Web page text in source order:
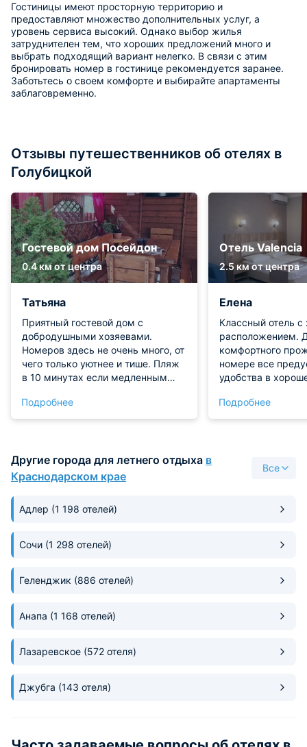
Гостиницы имеют просторную территорию и
предоставляют множество дополнительных услуг, а
уровень сервиса высокий. Однако выбор жилья
затруднителен тем, что хороших предложений много и
выбрать подходящий вариант нелегко. В связи с этим
бронировать номер в гостинице рекомендуется заранее.
Заботьтесь о своем комфорте и выбирайте апартаменты
заблаговременно.
Отзывы путешественников об отелях в
Голубицкой
Гостевой дом Посейдон
0.4 км от центра
Татьяна
Приятный гостевой дом с
добродушными хозяевами.
Номеров здесь не очень много, от
чего только уютнее и тише. Пляж
в 10 минутах если медленным
облагорожена, а на улице есть
место для жарки мяса. Общая
и свежо. Очень классно и мы
конечно же довольны!
Подробнее
Отель Valencia
2.5 км от центра
Елена
Классный отель
расположением.
комфортного
номере все
удобства в
отзывчивый. В
обслуживание
Подробнее
Другие города для летнего отдыха в
Краснодарском крае
Все
Адлер (1 198 отелей)
Сочи (1 298 отелей)
Геленджик (886 отелей)
Анапа (1 168 отелей)
Лазаревское (572 отеля)
Джубга (143 отеля)